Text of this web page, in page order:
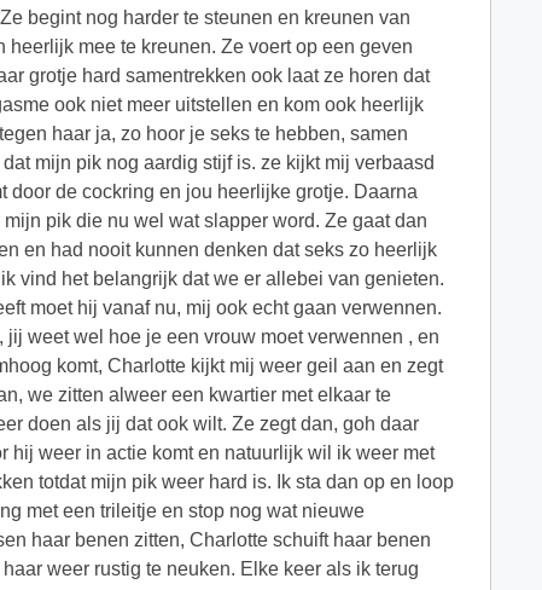
begint nog harder te steunen en kreunen van
mee te kreunen. Ze voert op een geven
grotje hard samentrekken ook laat ze horen dat
ook niet meer uitstellen en kom ook heerlijk
haar ja, zo hoor je seks te hebben, samen
mijn pik nog aardig stijf is. ze kijkt mij verbaasd
door de cockring en jou heerlijke grotje. Daarna
pik die nu wel wat slapper word. Ze gaat dan
en had nooit kunnen denken dat seks zo heerlijk
vind het belangrijk dat we er allebei van genieten.
moet hij vanaf nu, mij ook echt gaan verwennen.
weet wel hoe je een vrouw moet verwennen , en
komt, Charlotte kijkt mij weer geil aan en zegt
we zitten alweer een kwartier met elkaar te
doen als jij dat ook wilt. Ze zegt dan, goh daar
hij weer in actie komt en natuurlijk wil ik weer met
totdat mijn pik weer hard is. Ik sta dan op en loop
met een trileitje en stop nog wat nieuwe
haar benen zitten, Charlotte schuift haar benen
weer rustig te neuken. Elke keer als ik terug